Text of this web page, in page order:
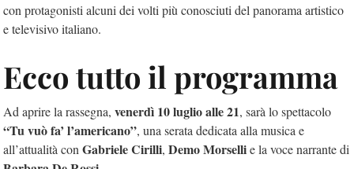
con protagonisti alcuni dei volti più conosciuti del panorama artistico
e televisivo italiano.
Ecco tutto il programma
Ad aprire la rassegna, venerdì 10 luglio alle 21, sarà lo spettacolo
“Tu vuò fa’ l’americano”, una serata dedicata alla musica e
all’attualità con Gabriele Cirilli, Demo Morsellie la voce narrante di